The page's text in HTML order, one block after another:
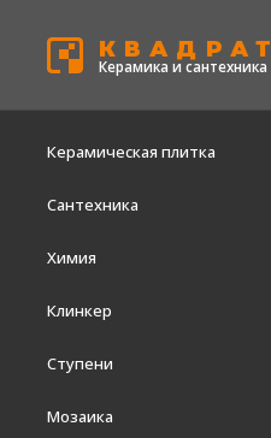
КВАДРАТ
Керамика и сантехника
Керамическая плитка
Сантехника
Химия
Клинкер
Ступени
Мозаика